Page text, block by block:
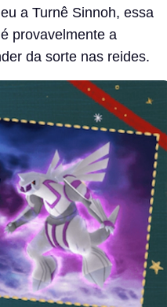
a Turnê Sinnoh, essa
é provavelmente a
da sorte nas reides.